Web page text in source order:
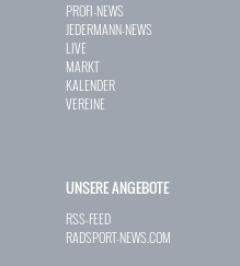
PROFI-NEWS
JEDERMANN-NEWS
LIVE
MARKT
KALENDER
VEREINE
UNSERE ANGEBOTE
RSS-FEED
RADSPORT-NEWS.COM